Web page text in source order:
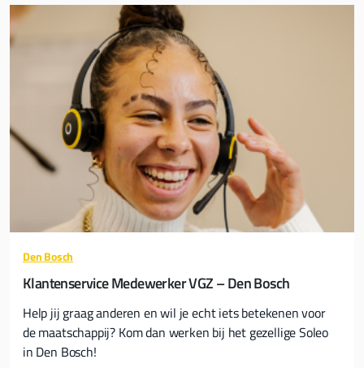
Den Bosch
Klantenservice Medewerker VGZ – Den Bosch
Help jij graag anderen en wil je echt iets betekenen voor
de maatschappij? Kom dan werken bij het gezellige Soleo
in Den Bosch!